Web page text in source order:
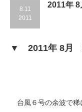
8.11
2011
2011年
▼ 2011年 8月
台風６号の余波で稀